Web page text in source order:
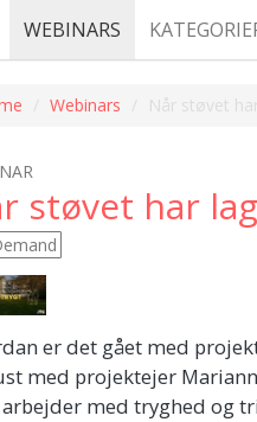
WEBINARS
Webinars Når støvet
støvet har
er det gået med
med projektejer
arbejder med tryghed og